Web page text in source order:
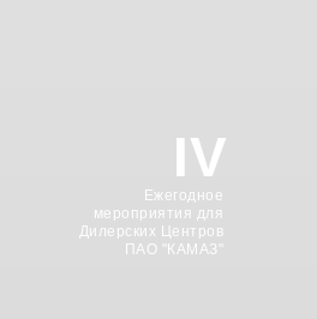
Ежегодное
мероприятия для
Дилерских Центров
ПАО "КАМАЗ"
IV